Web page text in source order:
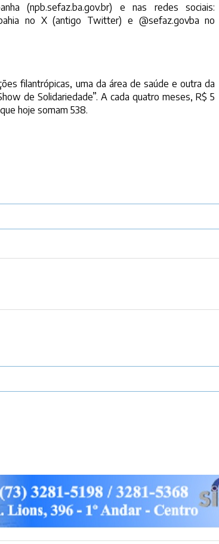
(npb.sefaz.ba.gov.br) e nas redes sociais:
no X (antigo Twitter) e @sefaz.govba no
filantrópicas, uma da área de saúde e outra da
de Solidariedade”. A cada quatro meses, R$ 5
hoje somam 538.